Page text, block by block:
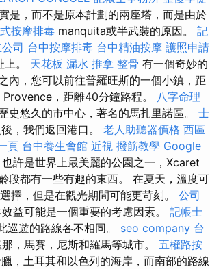
是，而不是原本計劃的兩座塔，而是由於
按摩排毒 manquita或半武裝的原因。 記
司 台中按摩排毒 台中精油按摩 護照申請
。 天花板 漏水 推拿 整骨 有一個奇妙的
內，您可以前往普羅旺斯的一個小鎮，距
Provence，距離40分鐘路程。 八字命理
史悠久的市中心，著名的馬扎里諾區。 士
，我們返回港口。 老人助聽器價格 西區
頁 台中養生會館 近視 撥筋教學 Google
許是世界上最美麗的公園之一，Xcaret
段都有一些有趣的東西。 在夏天，溫度可
擇，但是在觀光期間可能更苛刻。 公司
益可能是一個重要的考慮因素。 記帳士
巡遊的路線各不相同。 seo company 台
，馬賽，尼斯和羅馬等城市。 五權路按
，土耳其和以色列的海岸，而南部的路線